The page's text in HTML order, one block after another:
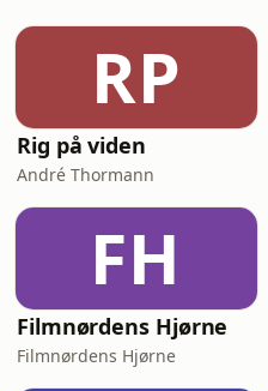
hvor
brug for en
oplevede han de væ
RP
Rig på viden
André Thormann
FH
Filmnørdens Hjørne
Filmnørdens Hjørne